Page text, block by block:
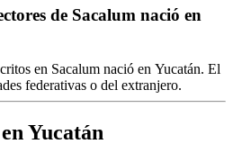
de Sacalum nació en
en Sacalum nació en Yucatán. El
federativas o del extranjero.
Yucatán